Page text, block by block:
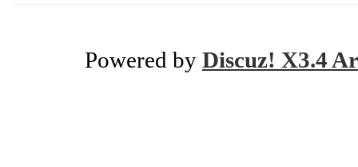
Powered by Discuz! X3.4